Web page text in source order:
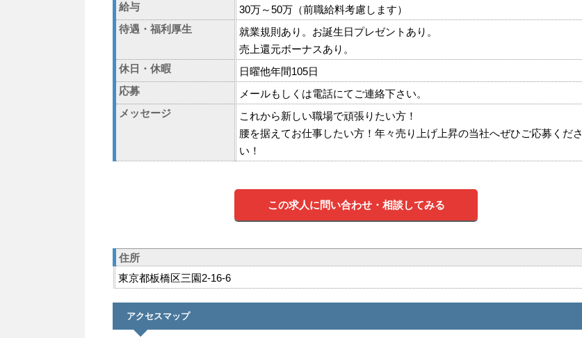
給与
30万～50万（前職給料考慮します）
待遇・福利厚生
就業規則あり。お誕生日プレゼントあり。
売上還元ボーナスあり。
休日・休暇
日曜他年間105日
応募
メールもしくは電話にてご連絡下さい。
メッセージ
これから新しい職場で頑張りたい方！
腰を据えてお仕事したい方！年々売り上げ上昇の当社へぜひご応募くださ
い！
この求人に問い合わせ・相談してみる
住所
東京都板橋区三園2-16-6
アクセスマップ